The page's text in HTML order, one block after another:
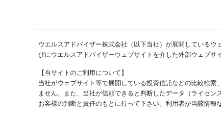
ウエルスアドバイザー株式会社（以下当社）が展開している
びにウエルスアドバイザーウェブサイトを介した外部ウェブサ
【当サイトのご利用について】
当社がウェブサイト等で展開している投資信託などの比較検
ません。また、当社が信頼できると判断したデータ（ライセ
お客様の判断と責任のもとに行って下さい。利用者が当該情報